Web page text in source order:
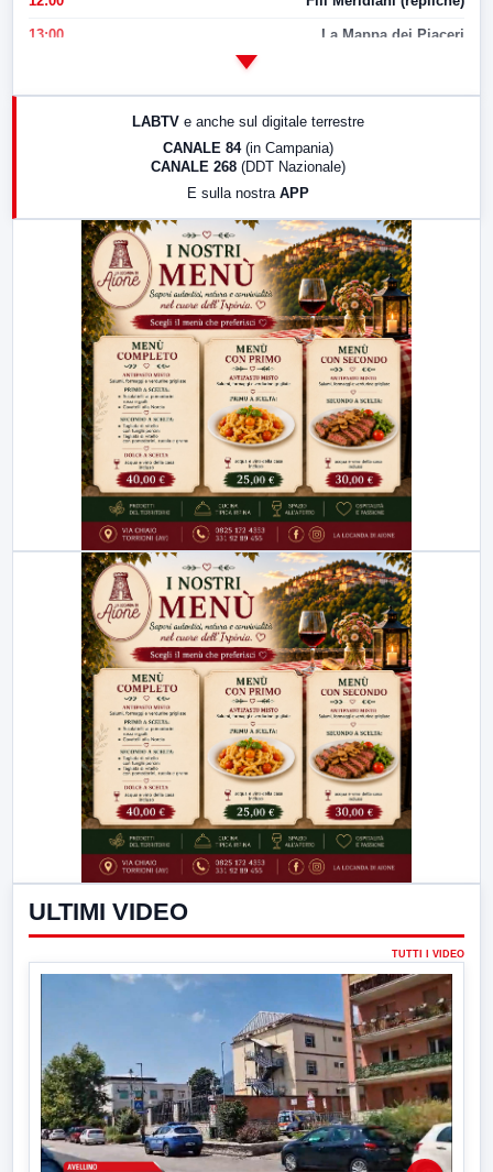
13:00 La Mappa dei Piaceri
17:00 LabNews (replica)
LabNews (replica)
LABTV e anche sul digitale terrestre
CANALE 84 (in Campania)
CANALE 268 (DDT Nazionale)
E sulla nostra APP
ULTIMI VIDEO
TUTTI I VIDEO